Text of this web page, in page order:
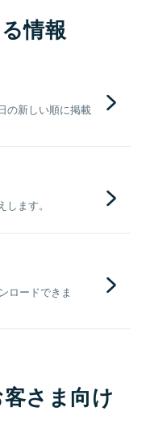
情報
の新しい順に掲載
ます。
ロードできま
さま向け